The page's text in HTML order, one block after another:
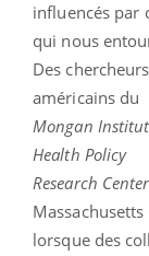
influencés par
qui nous
Des chercheurs
américains du
Mongan
Health Policy
Research Center
lorsque des